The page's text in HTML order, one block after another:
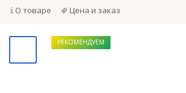
О товаре Цена и заказ
РЕКОМЕНДУЕМ